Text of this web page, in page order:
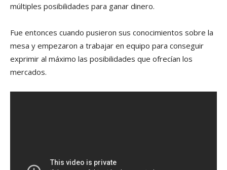
múltiples posibilidades para ganar dinero.
Fue entonces cuando pusieron sus conocimientos sobre la
mesa y empezaron a trabajar en equipo para conseguir
exprimir al máximo las posibilidades que ofrecían los
mercados.